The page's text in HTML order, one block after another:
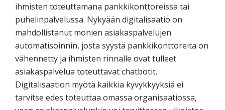
ihmisten toteuttamana pankkikonttoreissa tai
puhelinpalvelussa. Nykyään digitalisaatio on
mahdollistanut monien asiakaspalvelujen
automatisoinnin, josta syystä pankkikonttoreita on
vähennetty ja ihmisten rinnalle ovat tulleet
asiakaspalvelua toteuttavat chatbotit.
Digitalisaation myötä kaikkia kyvykkyyksiä ei
tarvitse edes toteuttaa omassa organisaatiossa,